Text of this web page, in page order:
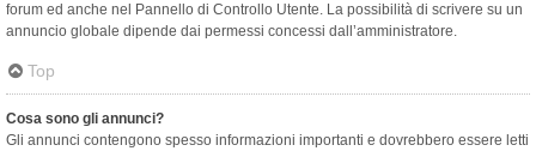
forum ed anche nel Pannello di Controllo Utente. La possibilità di scrivere su un
annuncio globale dipende dai permessi concessi dall’amministratore.
Top
Cosa sono gli annunci?
Gli annunci contengono spesso informazioni importanti e dovrebbero essere letti